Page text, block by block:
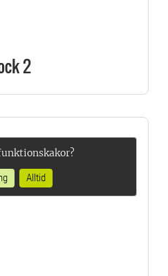
2
Alltid